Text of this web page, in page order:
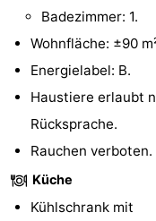
Golfplatze
-
Sportangeln
Seehunden
Essen
Badezimmer: 1.
Wohnfläche: ±90
Energielabel: B.
Haustiere erlaubt
Rücksprache.
Rauchen verboten.
Küche
Kühlschrank mit